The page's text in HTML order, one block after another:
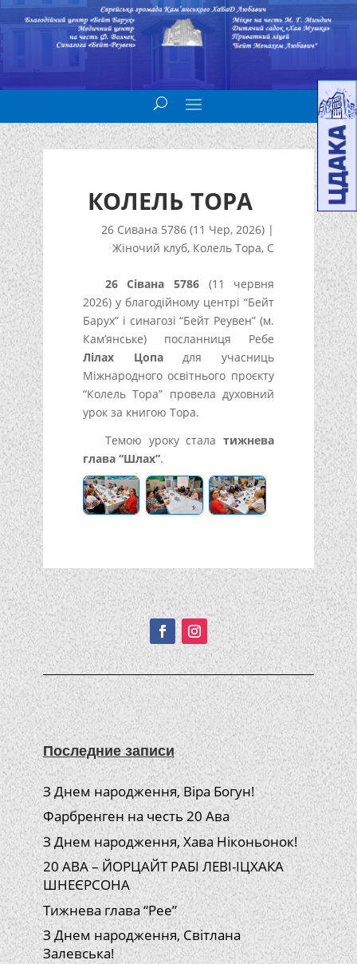
КОЛЕЛЬ ТОРА
26 Сивана 5786 (11 Чер, 2026) |
Жіночий клуб, Колель Тора, С
26 Сівана 5786 (11 червня
2026) у благодійному центрі “Бейт
Барух” і синагозі “Бейт Реувен” (м.
Кам’янське) посланниця Ребе
Лілах Цопадля учасниць
Міжнародного освітнього проєкту
“Колель Тора” провела духовний
урок за книгою Тора.
Темою уроку сталатижнева
глава “Шлах”.
Подписывайтесь!
Последние записи
З Днем народження, Віра Богун!
Фарбренген на честь 20 Ава
З Днем народження, Хава Ніконьонок!
20 АВА – ЙОРЦАЙТ РАБІ ЛЕВІ-ІЦХАКА
ШНЕЄРСОНА
Тижнева глава “Рее”
З Днем народження, Світлана
Залевська!